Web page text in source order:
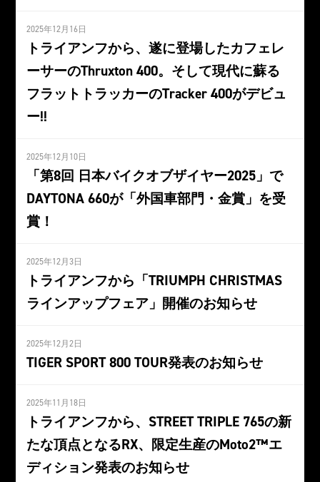
2025年12月16日
トライアンフから、遂に登場したカフェレ
ーサーのThruxton 400。そして現代に蘇る
フラットトラッカーのTracker 400がデビュ
ー!!
2025年12月10日
「第8回 日本バイクオブザイヤー2025」で
DAYTONA 660が「外国車部門・金賞」を受
賞！
2025年12月3日
トライアンフから「TRIUMPH CHRISTMAS
ラインアップフェア」開催のお知らせ
2025年12月2日
TIGER SPORT 800 TOUR発表のお知らせ
2025年11月18日
トライアンフから、STREET TRIPLE 765の新
たな頂点となるRX、限定生産のMoto2™エ
ディション発表のお知らせ